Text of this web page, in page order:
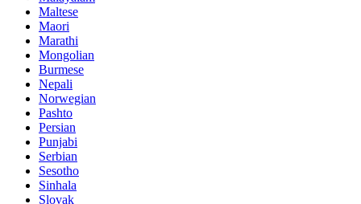
Maltese
Maori
Marathi
Mongolian
Burmese
Nepali
Norwegian
Pashto
Persian
Punjabi
Serbian
Sesotho
Sinhala
Slovak